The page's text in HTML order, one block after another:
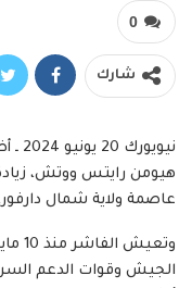
0
شارك
عاصمة ولاية شمال
الجيش وقوات الدعم